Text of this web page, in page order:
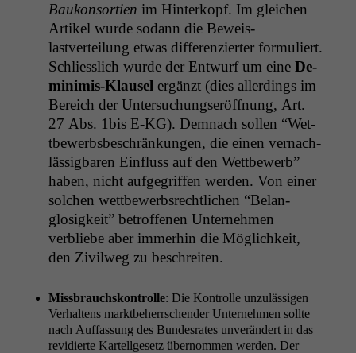
Baukon­sor­tien im Hin­terkopf. Im gle­ichen
Artikel wurde sodann die Beweis­
lastverteilung etwas dif­feren­ziert­er for­muliert.
Schliesslich wurde der Entwurf um eine De-
min­imis-Klausel ergänzt (dies allerd­ings im
Bere­ich der Unter­suchungseröff­nung, Art.
27 Abs. 1bis E‑KG). Dem­nach sollen “Wet­
tbe­werb­s­beschränkun­gen, die einen ver­nach­
läs­sig­baren Ein­fluss auf den Wet­tbe­werb”
haben, nicht aufge­grif­f­en wer­den. Von ein­er
solchen wet­tbe­werb­srechtlichen “Belan­
glosigkeit” betrof­fe­nen Unternehmen
verbliebe aber immer­hin die Möglichkeit,
den Zivil­weg zu beschreiten.
Miss­brauch­skon­trolle: Die Kon­trolle unzuläs­si­gen
Ver­hal­tens mark­t­be­herrschen­der Unternehmen sollte
nach Auf­fas­sung des Bun­desrates unverän­dert in das
rev­i­dierte Kartellge­setz über­nom­men wer­den. Der